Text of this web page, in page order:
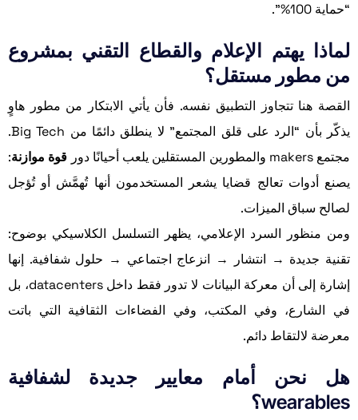
“حماية 100%”.
لماذا يهتم الإعلام والقطاع التقني بمشروع
من مطور مستقل؟
القصة هنا تتجاوز التطبيق نفسه. فأن يأتي الابتكار من مطور هاوٍ
يذكّر بأن “الرد على قلق المجتمع” لا ينطلق دائمًا من Big Tech.
مجتمع makers والمطورين المستقلين يلعب أحيانًا دور
قوة موازنة:
يصنع أدوات تعالج قضايا يشعر المستخدمون أنها تُهمَّش أو تُؤجل
لصالح سباق الميزات.
ومن منظور السرد الإعلامي، يظهر التسلسل الكلاسيكي بوضوح:
تقنية جديدة → انتشار → انزعاج اجتماعي → حلول شفافية. إنها
إشارة إلى أن معركة البيانات لا تدور فقط داخل datacenters، بل
في الشارع، وفي المكتب، وفي الفضاءات الثقافية التي باتت
معرضة لالتقاط دائم.
هل نحن أمام معايير جديدة لشفافية
wearables؟